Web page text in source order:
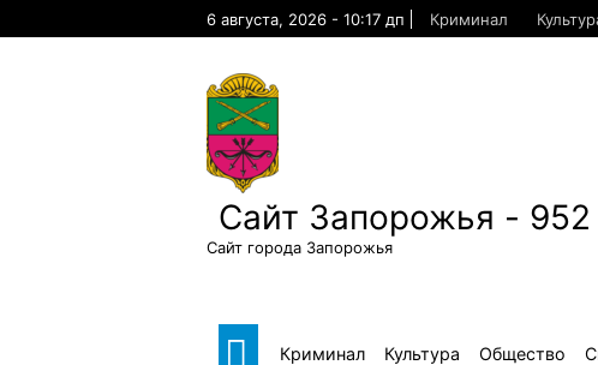
6 августа, 2026 - 10:17 дп Криминал
Сайт Запорожья - 952
Сайт города Запорожья
Криминал Культура Общество